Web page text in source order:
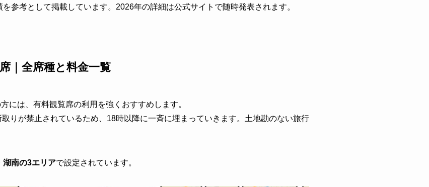
参考として掲載しています。2026年の詳細は公式サイトで随時発表されます。
｜全席種と料金一覧
には、有料観覧席の利用を強くおすすめします。
りが禁止されているため、18時以降に一斉に埋まっていきます。土地勘のない旅行
湖南の3エリアで設定されています。